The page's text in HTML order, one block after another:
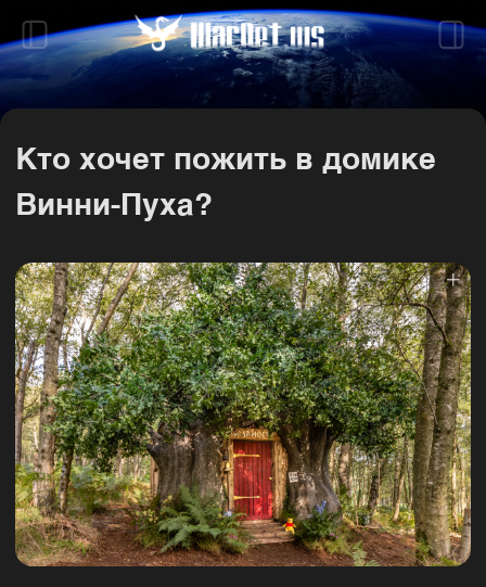
Кто хочет пожить в домике
Винни-Пуха?